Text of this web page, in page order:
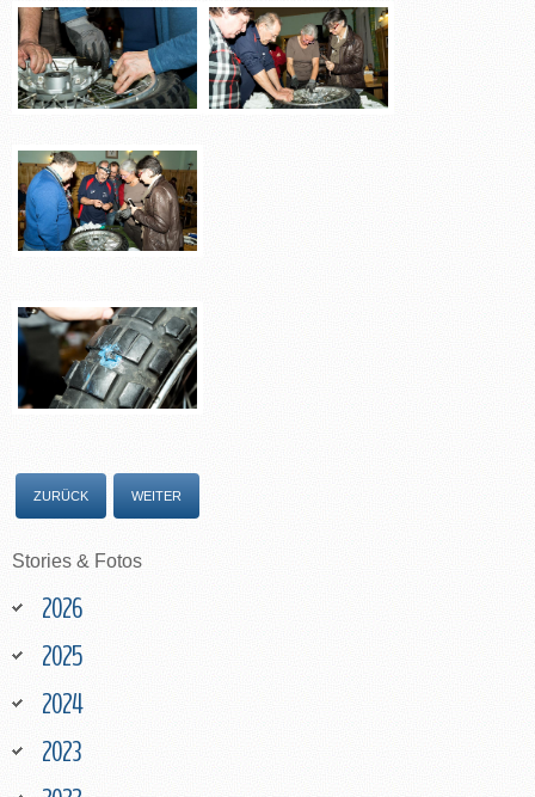
ZURÜCK WEITER
Stories & Fotos
2026
2025
2024
2023